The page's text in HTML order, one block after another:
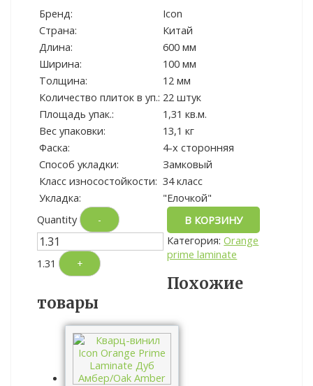
Бренд:
Icon
Страна:
Китай
Длина:
600 мм
Ширина:
100 мм
Толщина:
12 мм
Количество плиток в уп.: 22 штук
Площадь упак.:
1,31 кв.м.
Вес упаковки:
13,1 кг
Фаска:
4-х сторонняя
Способ укладки:
Замковый
Класс износостойкости: 34 класс
Укладка:
"Елочкой"
Quantity
-
1.31 +
В КОРЗИНУ
Категория:Orange
prime laminate
Похожие
товары